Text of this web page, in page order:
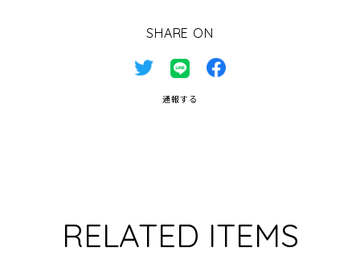
SHARE ON
通報する
RELATED ITEMS